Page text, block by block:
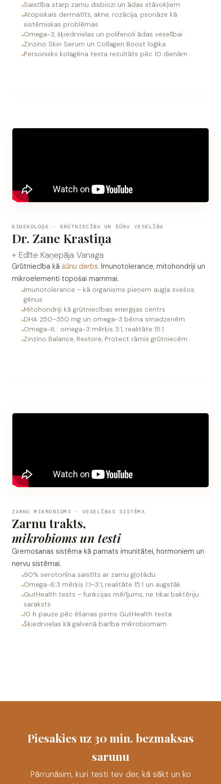
Saistība starp zarnu disbiozi un ādas stāvokļiem
Atopiskais dermatīts, akne, rozācija, psoriāze kā
sistēmiskas problēmas
Omega-3, šķiedrvielas un polifenoli ādas veselībai
Zinzino Skin Serum un Collagen Boost loģika
Personisks kolagēna testa rezultāts pēc 10 dienām
GINEKOLOĢE · GRŪTNIECĪBA UN ŠŪNU VESELĪBA
Dr. Zane Krastiņa
+ Edīte Kaņepāja Vanaga
Grūtniecība kā šūnu darbs. Imunotolerance, mitohondriji un
mikroelementi topošai mammai.
Imunotolerance – kā organisms pieņem augļa svešos
gēnus
Mitohondriji kā grūtniecības enerģijas centrs
DHA 250–350 mg un omega-3 bērna smadzenēm
Omega-6 : omega-3 mērķis 3:1, realitāte 15:1
Zinzino Balance, Restore, Protect rāmis grūtniecēm
ZARNU MIKROBIOMS · VESELĪBAS SISTĒMA
Zarnu trakts,
mikrobioms un testi
Gremošanas sistēma kā pamats imunitātei, hormoniem un
nervu sistēmai.
90% serotonīna saistīts ar zarnu gļotādu
Omega-6:3 mērķis 1:1–3:1, realitāte 15:1 un augstāk
GutHealth tests – funkcijas mērījums, ne tikai baktēriju
saraksts
10 h pauze pēc ēšanas pirms GutHealth testa
Šķiedrvielas kā galvenā barība mikrobiomam
Piesakies uz 30 min. bezmaksas
sarunu
Pārrunāsim, kuri testi tev der, kā sākt un ko